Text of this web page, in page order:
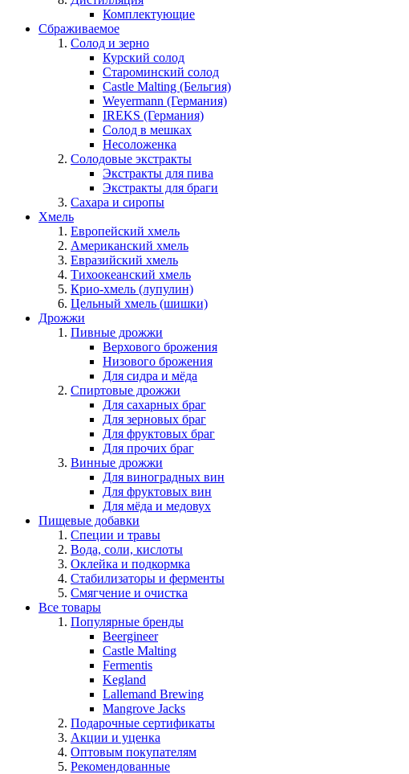
Комплектующие
Сбраживаемое
Солод и зерно
Курский солод
Староминский солод
Castle Malting (Бельгия)
Weyermann (Германия)
IREKS (Германия)
Солод в мешках
Несоложенка
Солодовые экстракты
Экстракты для пива
Экстракты для браги
Сахара и сиропы
Хмель
Европейский хмель
Американский хмель
Евразийский хмель
Тихоокеанский хмель
Крио-хмель (лупулин)
Цельный хмель (шишки)
Дрожжи
Пивные дрожжи
Верхового брожения
Низового брожения
Для сидра и мёда
Спиртовые дрожжи
Для сахарных браг
Для зерновых браг
Для фруктовых браг
Для прочих браг
Винные дрожжи
Для виноградных вин
Для фруктовых вин
Для мёда и медовух
Пищевые добавки
Специи и травы
Вода, соли, кислоты
Оклейка и подкормка
Стабилизаторы и ферменты
Смягчение и очистка
Все товары
Популярные бренды
Beergineer
Castle Malting
Fermentis
Kegland
Lallemand Brewing
Mangrove Jacks
Подарочные сертификаты
Акции и уценка
Оптовым покупателям
Рекомендованные